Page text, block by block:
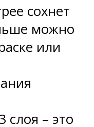
сохнет
можно
или
слоя – это